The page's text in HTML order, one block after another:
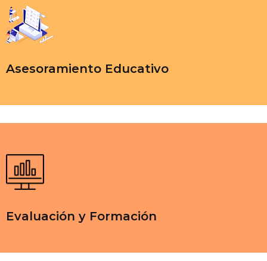
Asesoramiento Educativo
Evaluación y Formación